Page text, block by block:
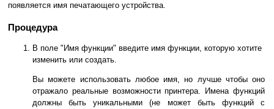
появляется имя печатающего устройства.
Процедура
В поле "Имя функции" введите имя функции, которую хотите
изменить или создать.
Вы можете использовать любое имя, но лучше чтобы оно
отражало реальные возможности принтера. Имена функций
должны быть уникальными (не может быть функций с